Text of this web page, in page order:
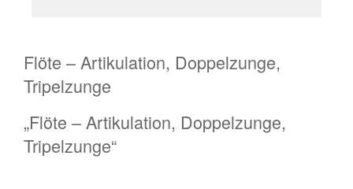
Flöte – Artikulation, Doppelzunge,
Tripelzunge
„Flöte – Artikulation, Doppelzunge,
Tripelzunge“